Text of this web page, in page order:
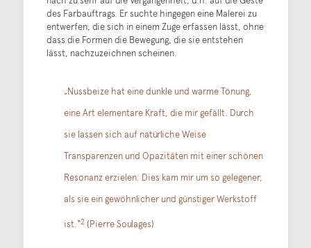
des Farbauftrags. Er suchte hingegen eine Malerei zu
entwerfen, die sich in einem Zuge erfassen lässt, ohne
dass die Formen die Bewegung, die sie entstehen
lässt, nachzuzeichnen scheinen.
„Nussbeize hat eine dunkle und warme Tönung,
eine Art elementare Kraft, die mir gefällt. Durch
sie lassen sich auf natürliche Weise
Transparenzen und Opazitäten mit einer schönen
Resonanz erzielen. Dies kam mir um so gelegener,
als sie ein gewöhnlicher und günstiger Werkstoff
ist.“2(Pierre Soulages)